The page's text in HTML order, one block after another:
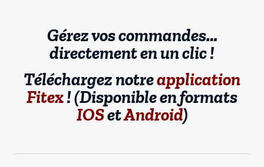
Gérez vos commandes…
directement en un clic !
Téléchargez notreapplication
Fitex! (Disponible en formats
IOSetAndroid)